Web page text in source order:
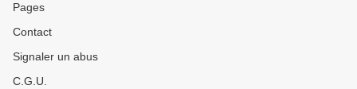
Pages
Contact
Signaler un abus
C.G.U.